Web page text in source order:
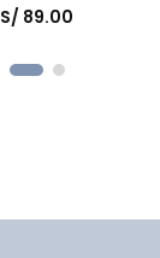
S/ 89.00